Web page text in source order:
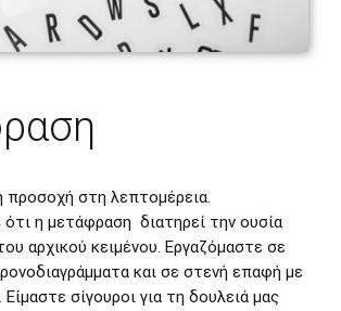
προσοχή στη λεπτομέρεια.
η μετάφραση διατηρεί την ουσία
αρχικού κειμένου. Εργαζόμαστε σε
και σε στενή επαφή με
σίγουροι για τη δουλειά μας